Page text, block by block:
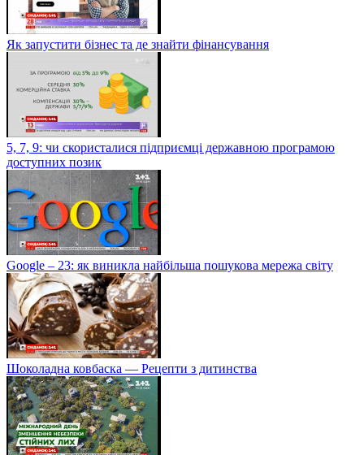
Як запустити бізнес та де знайти фінансування
5, 7, 9: чи скористалися підприємці державною програмою
доступних позик
Google – 23: як виникла найбільша пошукова мережа світу
Шоколадна ковбаска — Рецепти з дитинства